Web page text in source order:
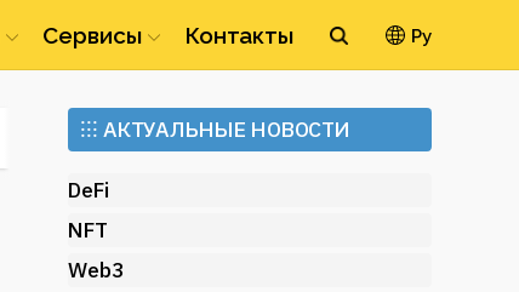
Сервисы Контакты Ру
Ethereum (ETH)
⁝⁝⁝ АКТУАЛЬНЫЕ НОВОСТИ
DeFi
NFT
Web3